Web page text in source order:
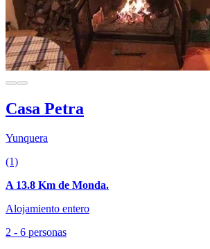
Casa Petra
Yunquera
(1)
A 13.8 Km de Monda.
Alojamiento entero
2 - 6 personas